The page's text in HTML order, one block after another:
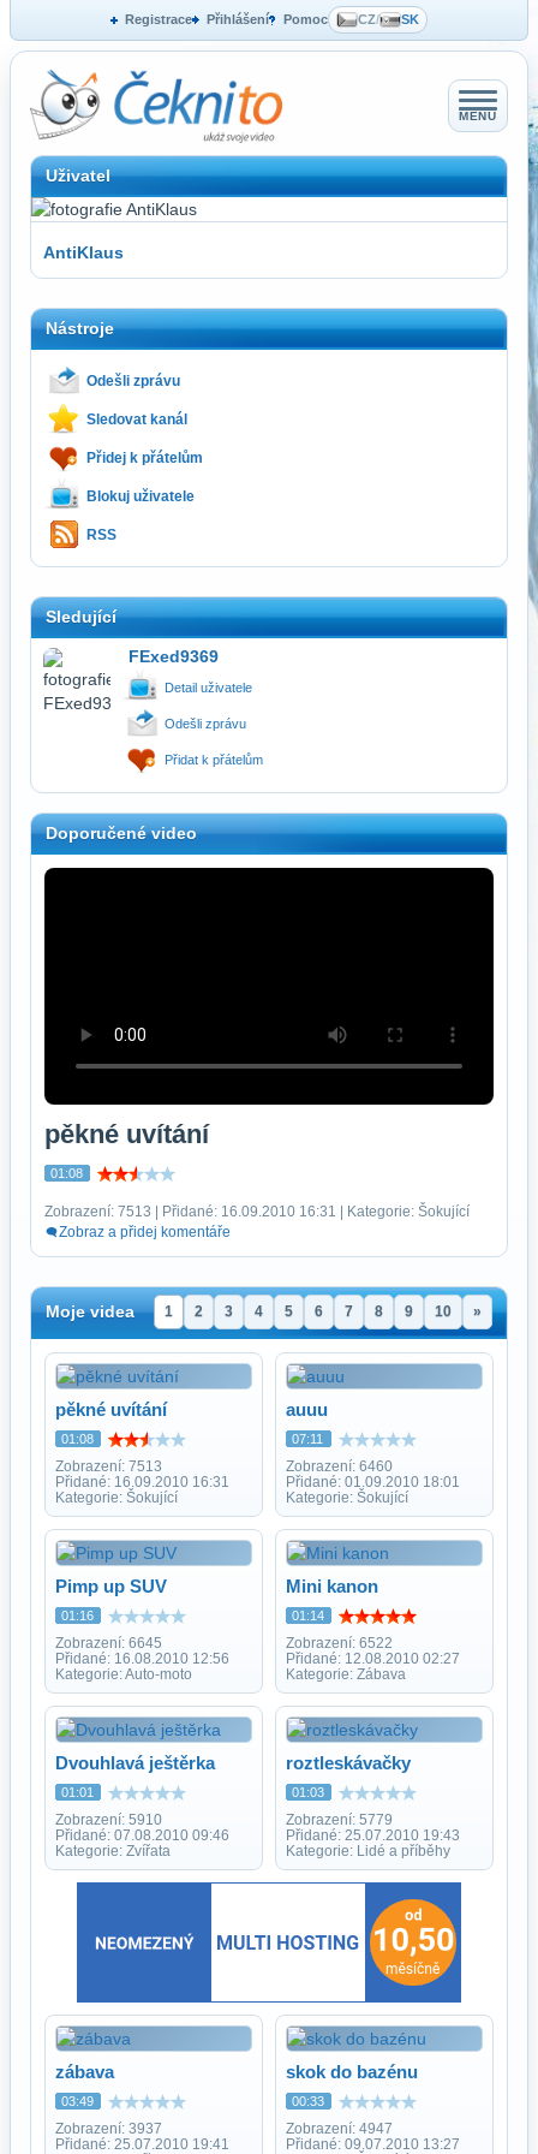
Registrace Přihlášení Pomoc CZ/ SK
MENU
Uživatel
AntiKlaus
Nástroje
Odešli zprávu
Sledovat kanál
Přidej k přátelům
Blokuj uživatele
RSS
Sledující
FExed9369
Detail uživatele
Odešli zprávu
Přidat k přátelům
Doporučené video
pěkné uvítání
01:08
Zobrazení: 7513 | Přidané: 16.09.2010 16:31 | Kategorie: Šokující
Zobraz a přidej komentáře
Moje videa 1 2 3 4 5 6 7 8 9 10 »
pěkné uvítání
01:08
Zobrazení: 7513
Přidané: 16.09.2010 16:31
Kategorie: Šokující
auuu
07:11
Zobrazení: 6460
Přidané: 01.09.2010 18:01
Kategorie: Šokující
Pimp up SUV
01:16
Zobrazení: 6645
Přidané: 16.08.2010 12:56
Kategorie: Auto-moto
Mini kanon
01:14
Zobrazení: 6522
Přidané: 12.08.2010 02:27
Kategorie: Zábava
Dvouhlavá ještěrka
01:01
Zobrazení: 5910
Přidané: 07.08.2010 09:46
Kategorie: Zvířata
roztleskávačky
01:03
Zobrazení: 5779
Přidané: 25.07.2010 19:43
Kategorie: Lidé a příběhy
zábava
03:49
Zobrazení: 3937
Přidané: 25.07.2010 19:41
skok do bazénu
00:33
Zobrazení: 4947
Přidané: 09.07.2010 13:27